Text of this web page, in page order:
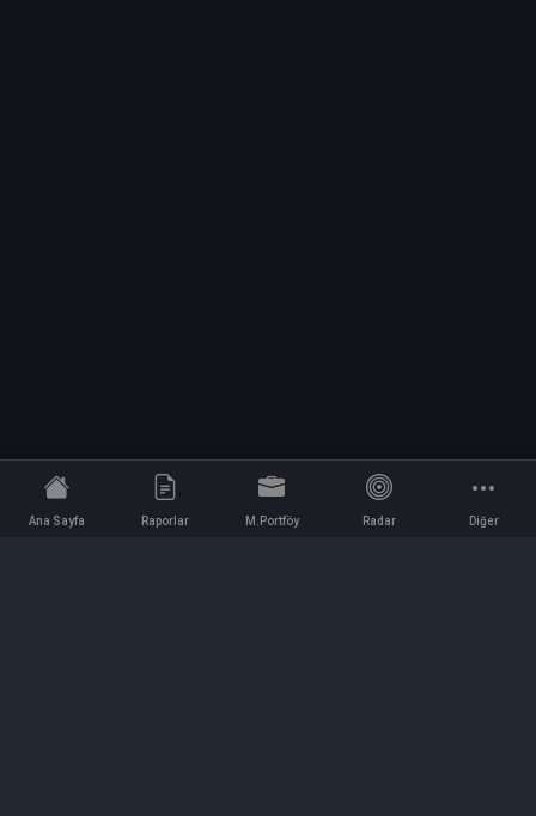
Ana Sayfa Raporlar M.Portföy Radar Diğer